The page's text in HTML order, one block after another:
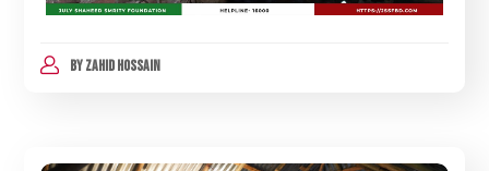
BYZAHID HOSSAIN